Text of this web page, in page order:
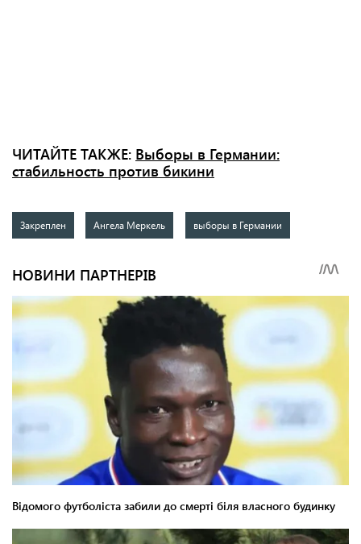
ЧИТАЙТЕ ТАКЖЕ: Выборы в Германии:
стабильность против бикини
Закреплен Ангела Меркель выборы в Германии